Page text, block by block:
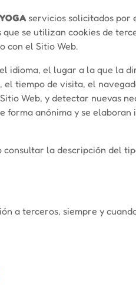
servicios solicitados por
se utilizan cookies de
con el Sitio Web.
idioma, el lugar a la que la
tiempo de visita, el
Web, y detectar nuevas
anónima y se
la descripción del
a terceros, siempre y